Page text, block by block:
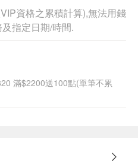
資格之累積計算),無法用錢
指定日期/時間.
滿$2200送100點(單筆不累